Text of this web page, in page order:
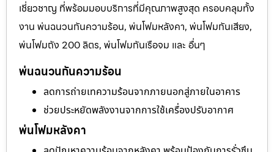
เชี่ยวชาญ ที่พร้อมมอบบริการที่มีคุณภาพสูงสุด ครอบคลุมทั้ง
งาน พ่นฉนวนกันความร้อน, พ่นโฟมหลังคา, พ่นโฟมกันเสียง,
พ่นโฟมถัง 200 ลิตร, พ่นโฟมกันเรือจม และ อื่นๆ
พ่นฉนวนกันความร้อน
ลดการถ่ายเทความร้อนจากภายนอกสู่ภายในอาคาร
ช่วยประหยัดพลังงานจากการใช้เครื่องปรับอากาศ
พ่นโฟมหลังคา